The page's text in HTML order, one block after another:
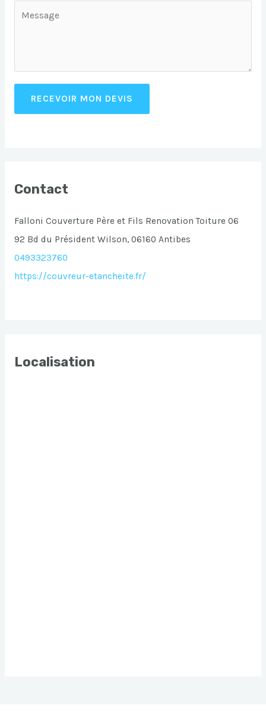
RECEVOIR MON DEVIS
Contact
Falloni Couverture Père et Fils Renovation Toiture 06
92 Bd du Président Wilson, 06160 Antibes
0493323760
https://couvreur-etancheite.fr/
Localisation